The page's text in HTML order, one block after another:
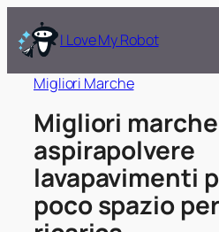
I Love My Robot
Migliori Marche
Migliori
aspirapolvere
lavapavimenti
poco spazio